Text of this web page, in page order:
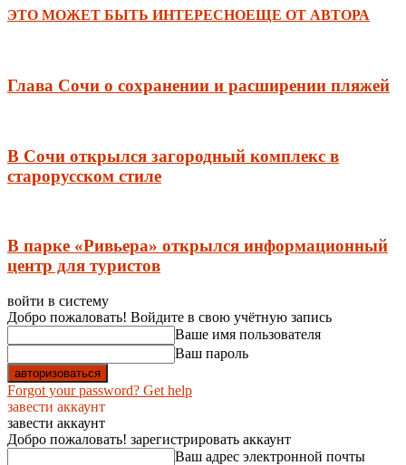
ЭТО МОЖЕТ БЫТЬ ИНТЕРЕСНОЕЩЕ ОТ АВТОРА
Глава Сочи о сохранении и расширении пляжей
В Сочи открылся загородный комплекс в
старорусском стиле
В парке «Ривьера» открылся информационный
центр для туристов
войти в систему
Добро пожаловать! Войдите в свою учётную запись
Ваше имя пользователя
Ваш пароль
Forgot your password? Get help
завести аккаунт
завести аккаунт
Добро пожаловать! зарегистрировать аккаунт
Ваш адрес электронной почты